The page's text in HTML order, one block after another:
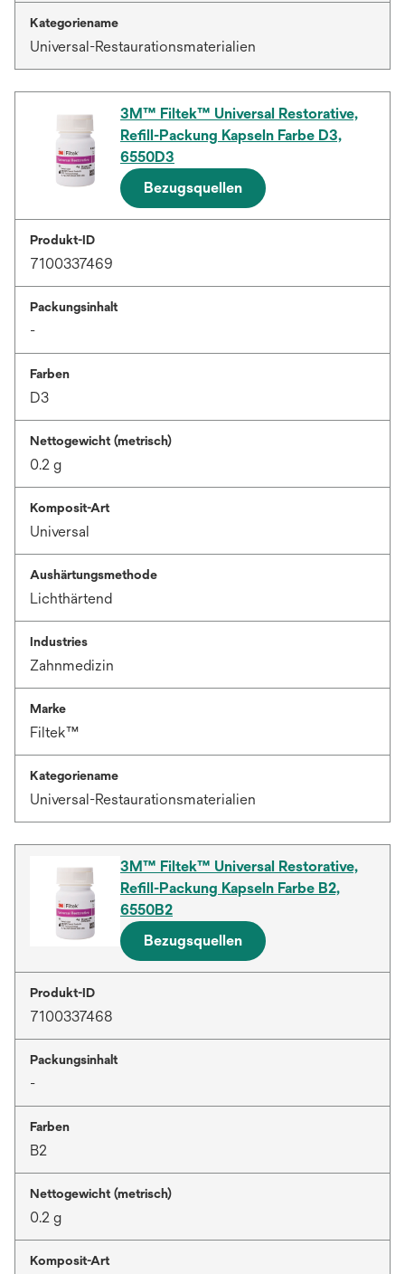
Kategoriename
Universal-Restaurationsmaterialien
3M™ Filtek™ Universal Restorative,
Refill-Packung Kapseln Farbe D3,
6550D3
Bezugsquellen
Produkt-ID
7100337469
Packungsinhalt
-
Farben
D3
Nettogewicht (metrisch)
0.2 g
Komposit-Art
Universal
Aushärtungsmethode
Lichthärtend
Industries
Zahnmedizin
Marke
Filtek™
Kategoriename
Universal-Restaurationsmaterialien
3M™ Filtek™ Universal Restorative,
Refill-Packung Kapseln Farbe B2,
6550B2
Bezugsquellen
Produkt-ID
7100337468
Packungsinhalt
-
Farben
B2
Nettogewicht (metrisch)
0.2 g
Komposit-Art